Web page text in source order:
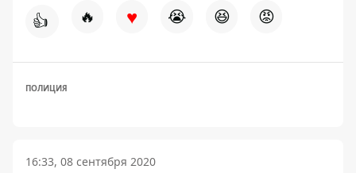
👍 🔥 ♥ 😭 😆 😡
ПОЛИЦИЯ
16:33, 08 сентября 2020